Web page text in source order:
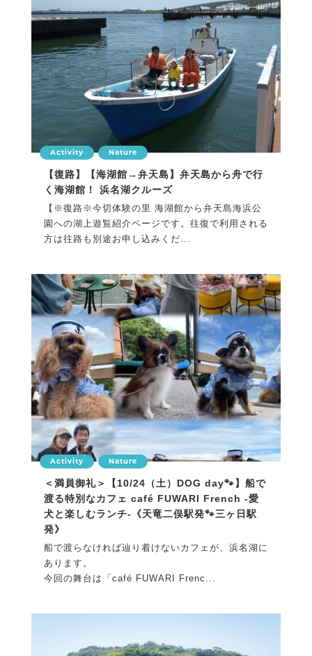
Activity Nature
【復路】【海湖館→弁天島】弁天島から舟で行
く海湖館！ 浜名湖クルーズ
【※復路※今切体験の里 海湖館から弁天島海浜公
園への湖上遊覧紹介ページです。往復で利用される
方は往路も別途お申し込みくだ...
Activity Nature
＜満員御礼＞【10/24（土）DOG day🐾】船で
渡る特別なカフェ café FUWARI French -愛
犬と楽しむランチ-《天竜二俣駅発🐾三ヶ日駅
発》
船で渡らなければ辿り着けないカフェが、浜名湖に
あります。
今回の舞台は「café FUWARI Frenc...